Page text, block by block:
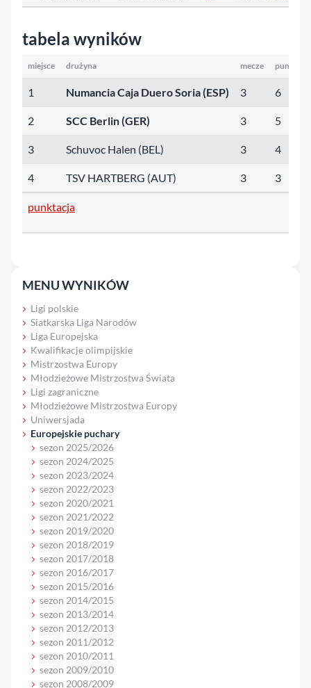
tabela wyników
miejsce drużyna mecze punkty
1 Numancia Caja Duero Soria (ESP) 3 6
2 SCC Berlin (GER) 3 5
3 Schuvoc Halen (BEL) 3 4
4 TSV HARTBERG (AUT) 3 3
punktacja
MENU WYNIKÓW
Ligi polskie
Siatkarska Liga Narodów
Liga Europejska
Kwalifikacje olimpijskie
Mistrzostwa Europy
Młodzieżowe Mistrzostwa Świata
Ligi zagraniczne
Młodzieżowe Mistrzostwa Europy
Uniwersjada
Europejskie puchary
sezon 2025/2026
sezon 2024/2025
sezon 2023/2024
sezon 2022/2023
sezon 2020/2021
sezon 2021/2022
sezon 2019/2020
sezon 2018/2019
sezon 2017/2018
sezon 2016/2017
sezon 2015/2016
sezon 2014/2015
sezon 2013/2014
sezon 2012/2013
sezon 2011/2012
sezon 2010/2011
sezon 2009/2010
sezon 2008/2009